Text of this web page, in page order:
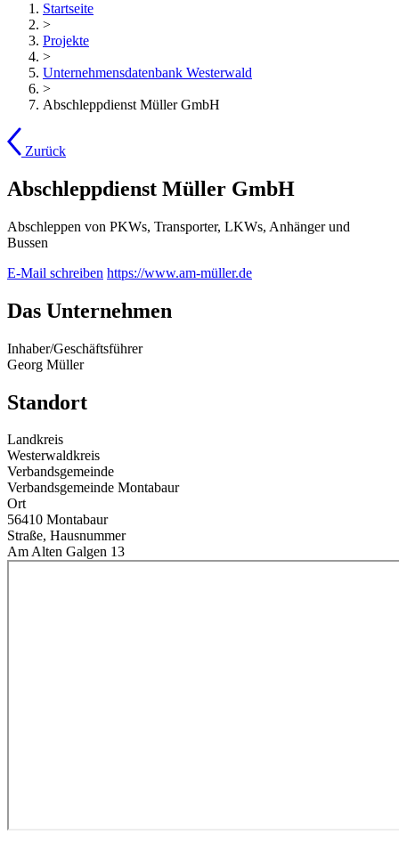
Startseite
>
Projekte
>
Unternehmensdatenbank Westerwald
>
Abschleppdienst Müller GmbH
Zurück
Abschleppdienst Müller GmbH
Abschleppen von PKWs, Transporter, LKWs, Anhänger und
Bussen
E-Mail schreiben https://www.am-müller.de
Das Unternehmen
Inhaber/Geschäftsführer
Georg Müller
Standort
Landkreis
Westerwaldkreis
Verbandsgemeinde
Verbandsgemeinde Montabaur
Ort
56410 Montabaur
Straße, Hausnummer
Am Alten Galgen 13